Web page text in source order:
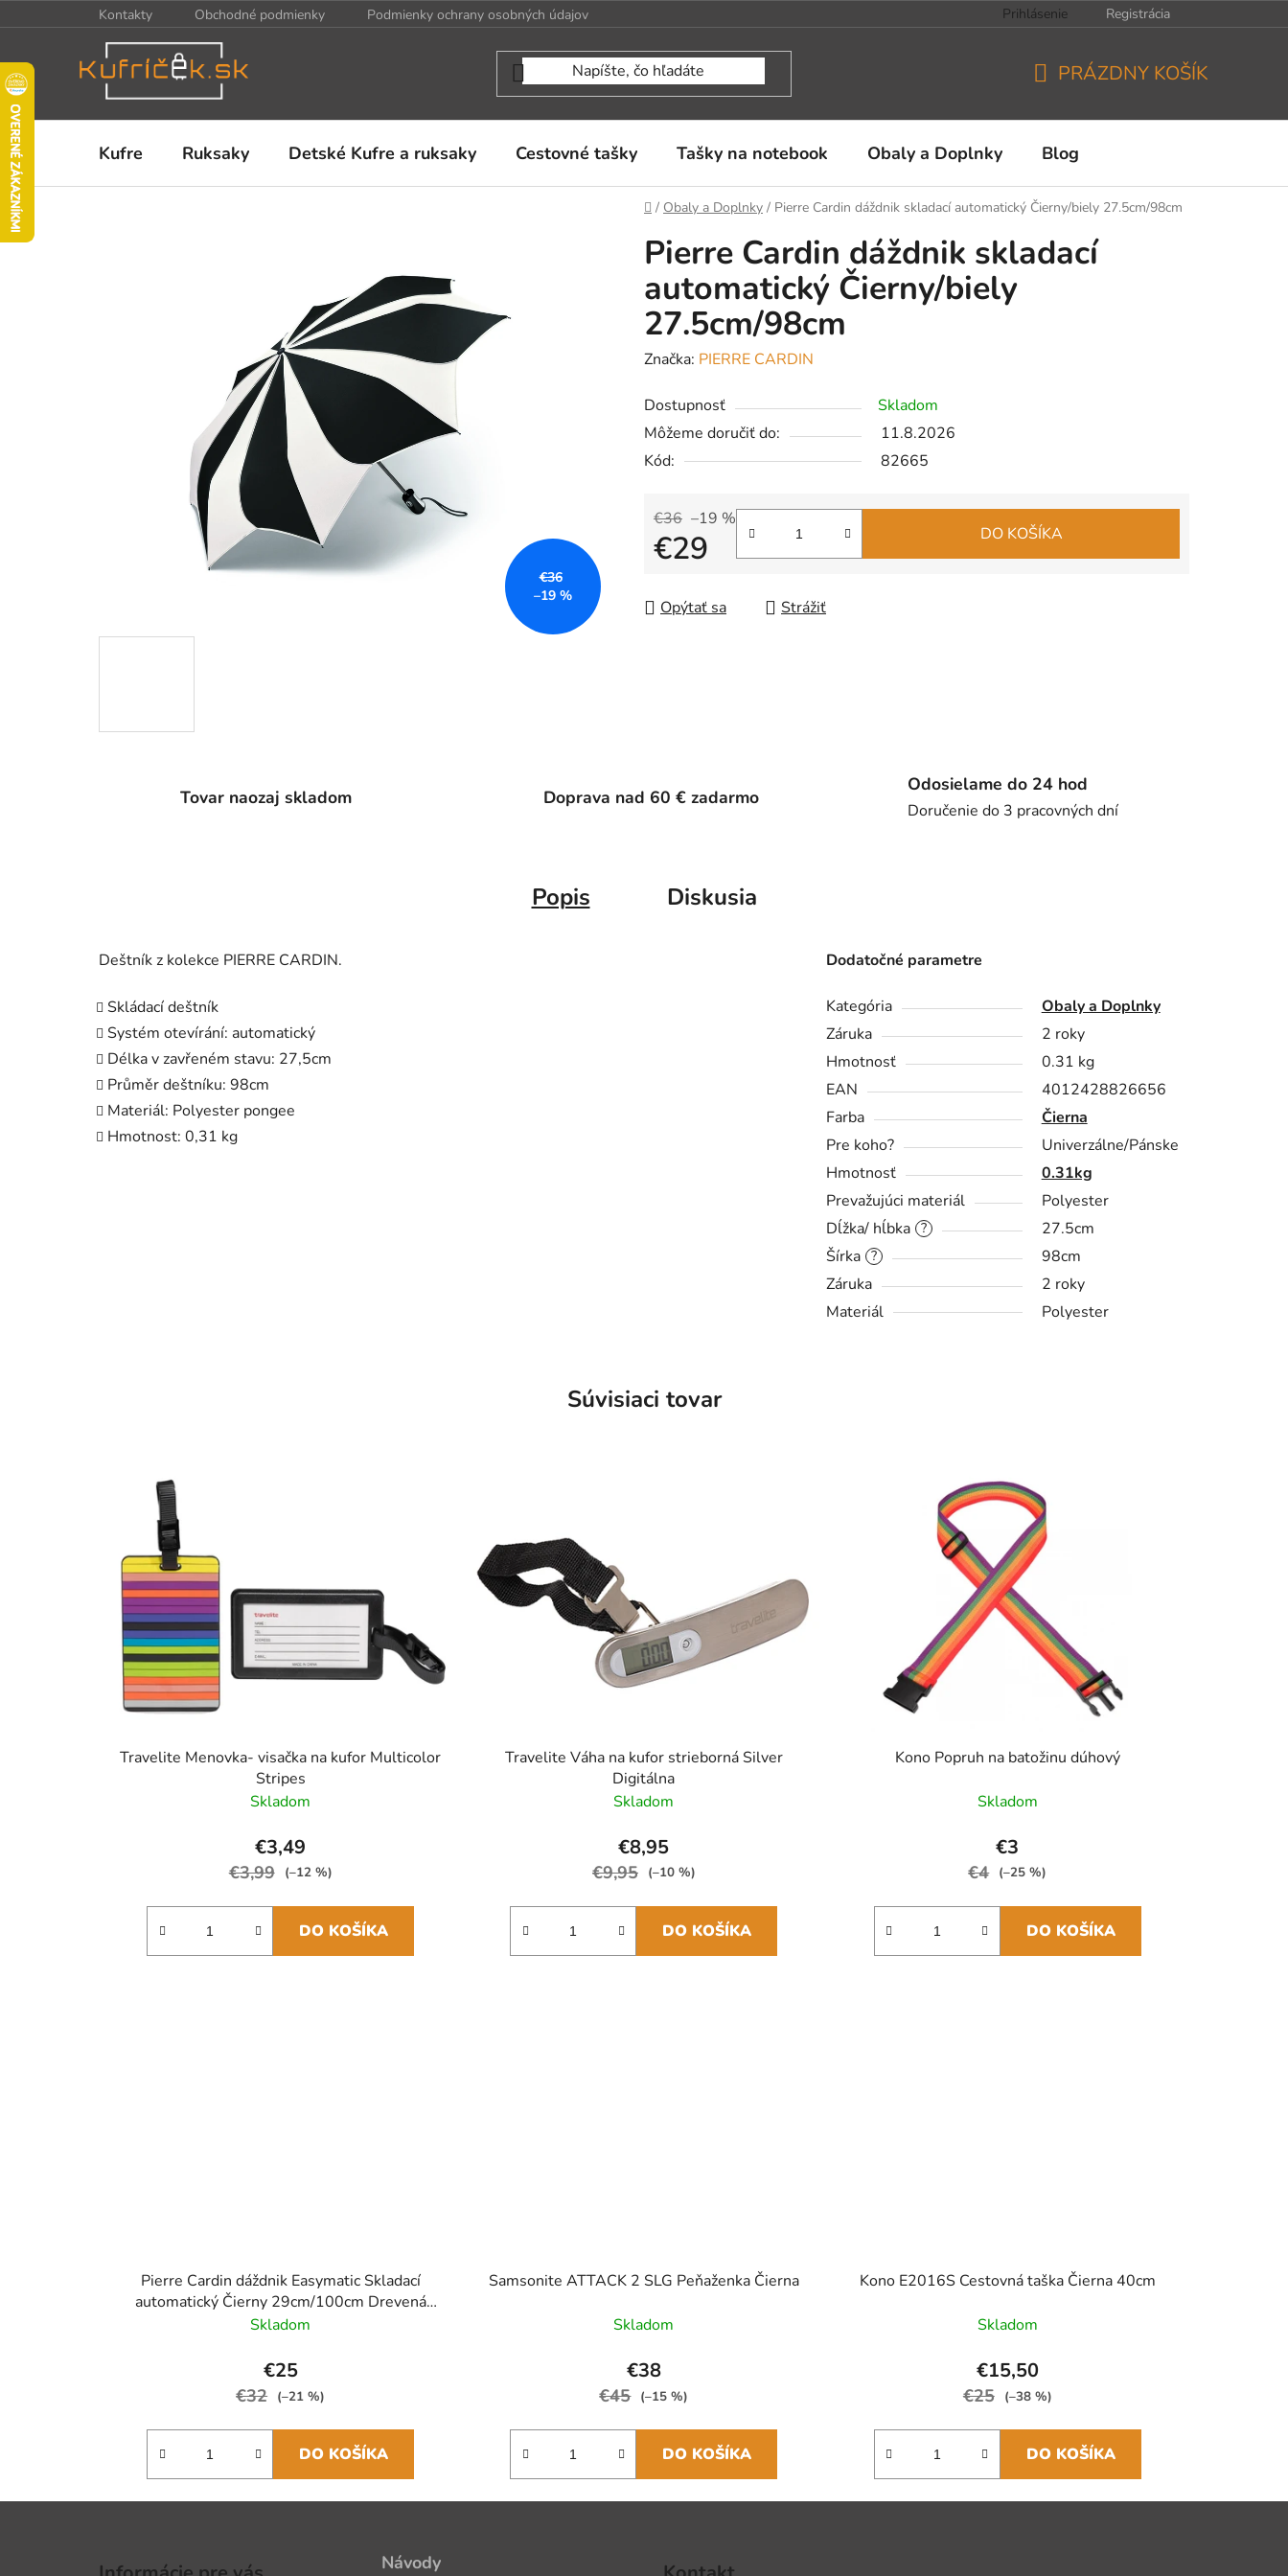
na
Kontakty Obchodné podmienky Podmienky ochrany osobných údajov Prihlásenie Registrácia
KOŠÍK
PRÁZDNY KOŠÍK
Kufre Ruksaky Detské Kufre a ruksaky Cestovné tašky Tašky na notebook Obaly a Doplnky Blog
Domov
/ Obaly a Doplnky / Pierre Cardin dáždnik skladací automatický Čierny/biely 27.5cm/98cm
Pierre Cardin dáždnik skladací
automatický Čierny/biely
27.5cm/98cm
Značka: PIERRE CARDIN
Dostupnosť
Skladom
Môžeme doručiť do:
11.8.2026
Kód:
82665
€36 –19 %
€29 DO KOŠÍKA
Opýtať sa Strážiť
€36
–19 %
Tovar naozaj skladom Doprava nad 60 € zadarmo
Odosielame do 24 hod
Doručenie do 3 pracovných dní
Popis Diskusia
Deštník z kolekce PIERRE CARDIN.
Skládací deštník
Systém otevírání: automatický
Délka v zavřeném stavu: 27,5cm
Průměr deštníku: 98cm
Materiál: Polyester pongee
Hmotnost: 0,31 kg
Dodatočné parametre
Kategória
Obaly a Doplnky
Záruka
2 roky
Hmotnosť
0.31 kg
EAN
4012428826656
Farba
Čierna
Pre koho?
Univerzálne/Pánske
Hmotnosť
0.31kg
Prevažujúci materiál
Polyester
?
Dĺžka/ hĺbka 27.5cm
?
Šírka
98cm
Záruka
2 roky
Materiál
Polyester
Súvisiaci tovar
Travelite Menovka- visačka na kufor Multicolor
Stripes
Skladom
€3,49
€3,99 (–12 %)
DO KOŠÍKA
Travelite Váha na kufor strieborná Silver
Digitálna
Skladom
€8,95
€9,95 (–10 %)
DO KOŠÍKA
Kono Popruh na batožinu dúhový
Skladom
€3
€4 (–25 %)
DO KOŠÍKA
Pierre Cardin dáždnik Easymatic Skladací
automatický Čierny 29cm/100cm Drevená
rukoväť
Skladom
€25
€32 (–21 %)
DO KOŠÍKA
Samsonite ATTACK 2 SLG Peňaženka Čierna
Skladom
€38
€45 (–15 %)
DO KOŠÍKA
Kono E2016S Cestovná taška Čierna 40cm
Skladom
€15,50
€25 (–38 %)
DO KOŠÍKA
Návody